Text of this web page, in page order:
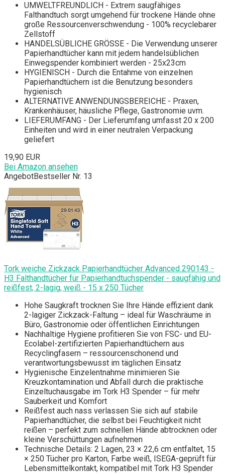
UMWELTFREUNDLICH - Extrem saugfähiges
Falthandtuch sorgt umgehend für trockene Hände ohne
große Ressourcenverschwendung - 100% recyclebarer
Zellstoff
HANDELSÜBLICHE GRÖSSE - Die Verwendung unserer
Papierhandtücher kann mit jedem handelsüblichen
Einwegspender kombiniert werden - 25x23cm
HYGIENISCH - Durch die Entahme von einzelnen
Papierhandtüchern ist die Benutzung besonders
hygienisch
ALTERNATIVE ANWENDUNGSBEREICHE - Praxen,
Krankenhäuser, häusliche Pflege, Gastronomie uvm.
LIEFERUMFANG - Der Lieferumfang umfasst 20 x 200
Einheiten und wird in einer neutralen Verpackung
geliefert
19,90 EUR
Bei Amazon ansehen
AngebotBestseller Nr. 13
Tork weiche Zickzack Papierhandtücher Advanced 290143 -
H3 Falthandtücher für Papierhandtuchspender - saugfähig und
reißfest, 2-lagig, weiß - 15 x 250 Tücher
Hohe Saugkraft trocknen Sie Ihre Hände effizient dank
2-lagiger Zickzack-Faltung – ideal für Waschräume in
Büro, Gastronomie oder öffentlichen Einrichtungen
Nachhaltige Hygiene profitieren Sie von FSC- und EU-
Ecolabel-zertifizierten Papierhandtüchern aus
Recyclingfasern – ressourcenschonend und
verantwortungsbewusst im täglichen Einsatz
Hygienische Einzelentnahme minimieren Sie
Kreuzkontamination und Abfall durch die praktische
Einzeltuchausgabe im Tork H3 Spender – für mehr
Sauberkeit und Komfort
Reißfest auch nass verlassen Sie sich auf stabile
Papierhandtücher, die selbst bei Feuchtigkeit nicht
reißen – perfekt zum schnellen Hände abtrocknen oder
kleine Verschüttungen aufnehmen
Technische Details: 2 Lagen, 23 × 22,6 cm entfaltet, 15
× 250 Tücher pro Karton, Farbe weiß, ISEGA-geprüft für
Lebensmittelkontakt, kompatibel mit Tork H3 Spender